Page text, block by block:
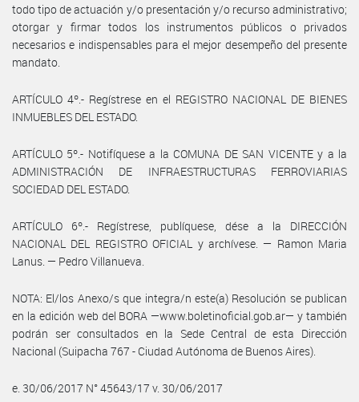
todo tipo de actuación y/o presentación y/o recurso administrativo;
otorgar y firmar todos los instrumentos públicos o privados
necesarios e indispensables para el mejor desempeño del presente
mandato.
ARTÍCULO 4º.- Regístrese en el REGISTRO NACIONAL DE BIENES
INMUEBLES DEL ESTADO.
ARTÍCULO 5º.- Notifíquese a la COMUNA DE SAN VICENTE y a la
ADMINISTRACIÓN DE INFRAESTRUCTURAS FERROVIARIAS
SOCIEDAD DEL ESTADO.
ARTÍCULO 6º.- Regístrese, publíquese, dése a la DIRECCIÓN
NACIONAL DEL REGISTRO OFICIAL y archívese. — Ramon Maria
Lanus. — Pedro Villanueva.
NOTA: El/los Anexo/s que integra/n este(a) Resolución se publican
en la edición web del BORA —www.boletinoficial.gob.ar— y también
podrán ser consultados en la Sede Central de esta Dirección
Nacional (Suipacha 767 - Ciudad Autónoma de Buenos Aires).
e. 30/06/2017 N° 45643/17 v. 30/06/2017